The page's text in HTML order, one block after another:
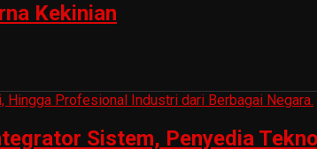
Kekinian
Sistem, Penyedia